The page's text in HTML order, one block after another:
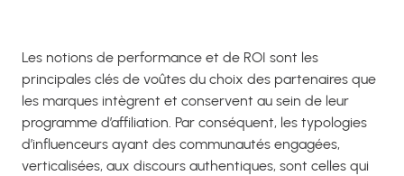
Les notions de performance et de ROI sont les
principales clés de voûtes du choix des partenaires que
les marques intègrent et conservent au sein de leur
programme d’affiliation. Par conséquent, les typologies
d’influenceurs ayant des communautés engagées,
verticalisées, aux discours authentiques, sont celles qui